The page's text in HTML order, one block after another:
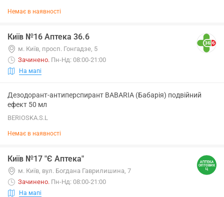
Немає в наявності
Київ №16 Аптека 36.6
м. Київ, просп. Гонгадзе, 5
Зачинено. Пн-Нд: 08:00-21:00
На мапі
Дезодорант-антиперспирант BABARIA (Бабарія) подвійний
ефект 50 мл
BERIOSKA.S.L
Немає в наявності
Київ №17 "Є Аптека"
м. Київ, вул. Богдана Гаврилишина, 7
Зачинено. Пн-Нд: 08:00-21:00
На мапі